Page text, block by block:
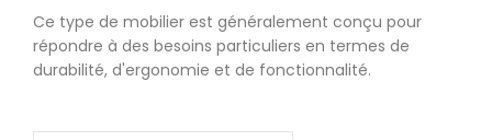
Ce type de mobilier est généralement conçu pour
répondre à des besoins particuliers en termes de
durabilité, d'ergonomie et de fonctionnalité.